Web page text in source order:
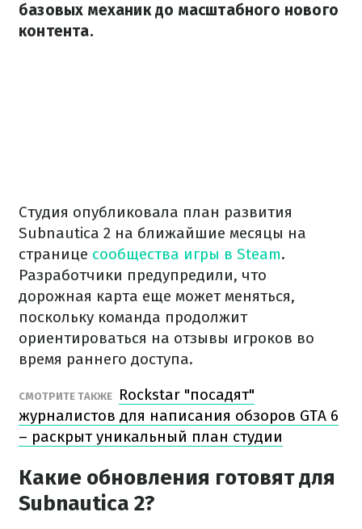
базовых механик до масштабного нового
контента.
Студия опубликовала план развития
Subnautica 2 на ближайшие месяцы на
странице сообщества игры в Steam.
Разработчики предупредили, что
дорожная карта еще может меняться,
поскольку команда продолжит
ориентироваться на отзывы игроков во
время раннего доступа.
СМОТРИТЕ ТАКЖЕ
Rockstar "посадят"
журналистов для написания обзоров GTA 6
– раскрыт уникальный план студии
Какие обновления готовят для
Subnautica 2?